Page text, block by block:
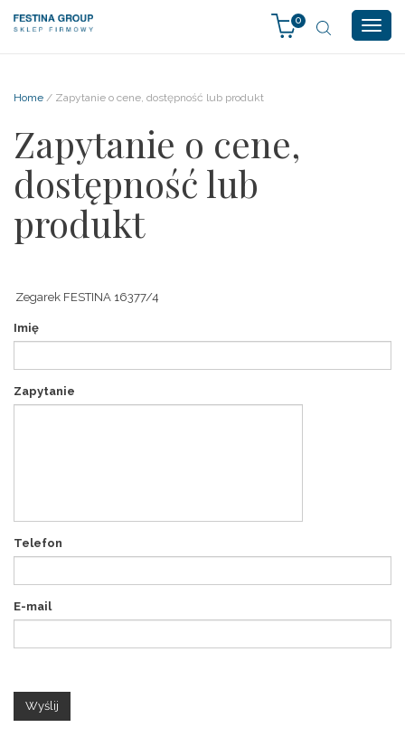
0
Home / Zapytanie o cene, dostępność lub produkt
Zapytanie o cene,
dostępność lub
produkt
Imię
Zapytanie
Telefon
E-mail
Wyślij